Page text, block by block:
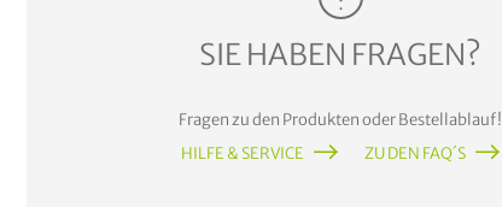
SIE HABEN FRAGEN?
Fragen zu den Produkten oder Bestellablauf!
HILFE & SERVICE
ZU DEN FAQ´S